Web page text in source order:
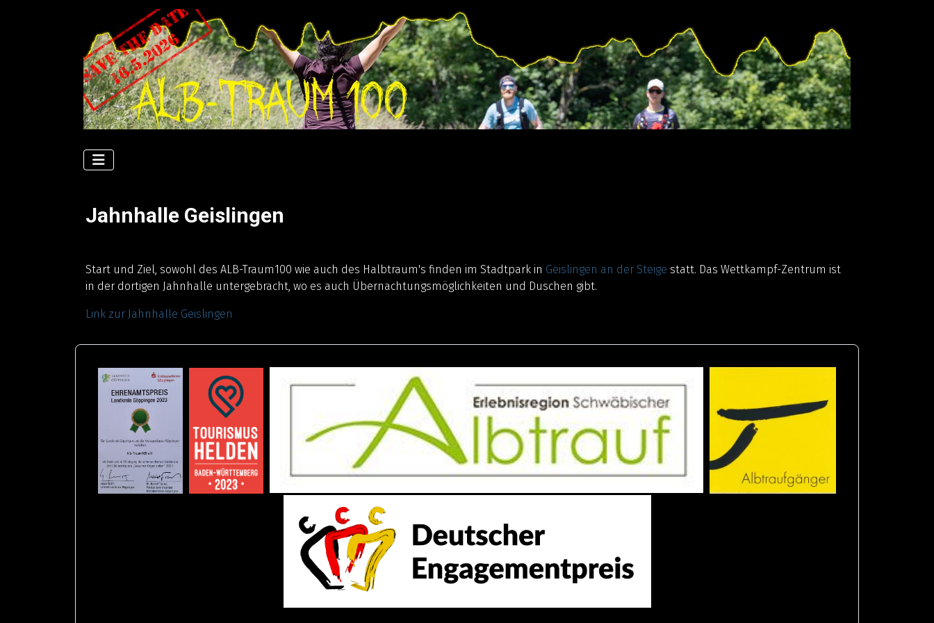
Jahnhalle Geislingen
Start und Ziel, sowohl des ALB-Traum100 wie auch des Halbtraum's finden im Stadtpark in Geislingen an der Steige statt. Das Wettkampf-Zentrum ist
in der dortigen Jahnhalle untergebracht, wo es auch Übernachtungsmöglichkeiten und Duschen gibt.
Link zur Jahnhalle Geislingen